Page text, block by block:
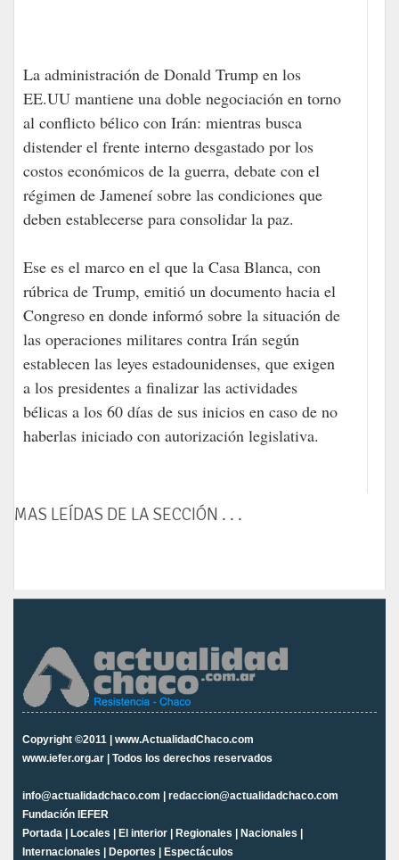
La administración de Donald Trump en los
EE.UU mantiene una doble negociación en torno
al conflicto bélico con Irán: mientras busca
distender el frente interno desgastado por los
costos económicos de la guerra, debate con el
régimen de Jameneí sobre las condiciones que
deben establecerse para consolidar la paz.
Ese es el marco en el que la Casa Blanca, con
rúbrica de Trump, emitió un documento hacia el
Congreso en donde informó sobre la situación de
las operaciones militares contra Irán según
establecen las leyes estadounidenses, que exigen
a los presidentes a finalizar las actividades
bélicas a los 60 días de sus inicios en caso de no
haberlas iniciado con autorización legislativa.
MAS LEÍDAS DE LA SECCIÓN . . .
Copyright ©2011 | www.ActualidadChaco.com
www.iefer.org.ar | Todos los derechos reservados
info@actualidadchaco.com | redaccion@actualidadchaco.com
Fundación IEFER
Portada
Locales El interior Regionales Nacionales
Internacionales
Deportes Espectáculos